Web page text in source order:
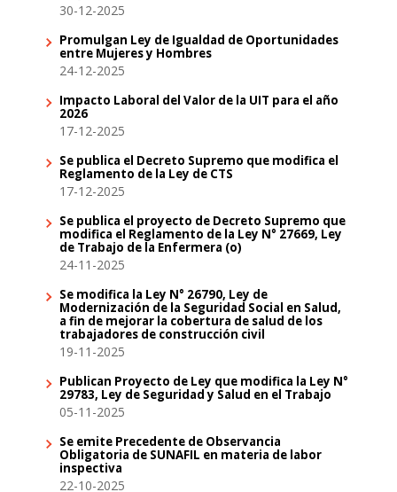
30-12-2025
Promulgan Ley de Igualdad de Oportunidades
entre Mujeres y Hombres
24-12-2025
Impacto Laboral del Valor de la UIT para el año
2026
17-12-2025
Se publica el Decreto Supremo que modifica el
Reglamento de la Ley de CTS
17-12-2025
Se publica el proyecto de Decreto Supremo que
modifica el Reglamento de la Ley N° 27669, Ley
de Trabajo de la Enfermera (o)
24-11-2025
Se modifica la Ley N° 26790, Ley de
Modernización de la Seguridad Social en Salud,
a fin de mejorar la cobertura de salud de los
trabajadores de construcción civil
19-11-2025
Publican Proyecto de Ley que modifica la Ley N°
29783, Ley de Seguridad y Salud en el Trabajo
05-11-2025
Se emite Precedente de Observancia
Obligatoria de SUNAFIL en materia de labor
inspectiva
22-10-2025